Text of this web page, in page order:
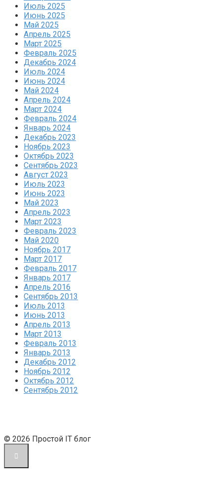
Июль 2025
Июнь 2025
Май 2025
Апрель 2025
Март 2025
Февраль 2025
Декабрь 2024
Июль 2024
Июнь 2024
Май 2024
Апрель 2024
Март 2024
Февраль 2024
Январь 2024
Декабрь 2023
Ноябрь 2023
Октябрь 2023
Сентябрь 2023
Август 2023
Июль 2023
Июнь 2023
Май 2023
Апрель 2023
Март 2023
Февраль 2023
Май 2020
Ноябрь 2017
Март 2017
Февраль 2017
Январь 2017
Апрель 2016
Сентябрь 2013
Июль 2013
Июнь 2013
Апрель 2013
Март 2013
Февраль 2013
Январь 2013
Декабрь 2012
Ноябрь 2012
Октябрь 2012
Сентябрь 2012
© 2026 Простой IT блог